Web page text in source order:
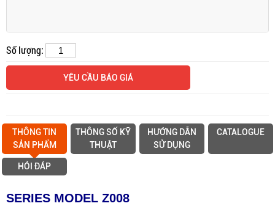
Số lượng:
YÊU CẦU BÁO GIÁ
THÔNG TIN
SẢN PHẨM
THÔNG SỐ KỸ
THUẬT
HƯỚNG DẪN
SỬ DỤNG
CATALOGUE
HỎI ĐÁP
SERIES MODEL Z008